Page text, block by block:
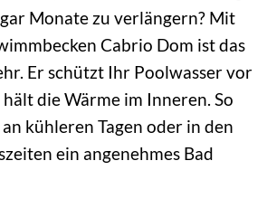
Monate zu verlängern? Mit
Cabrio Dom ist das
Er schützt Ihr Poolwasser vor
die Wärme im Inneren. So
kühleren Tagen oder in den
ein angenehmes Bad